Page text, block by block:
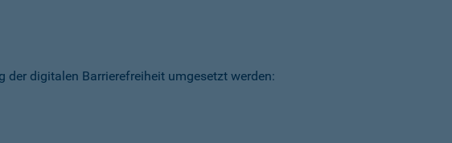
der digitalen Barrierefreiheit umgesetzt werden: